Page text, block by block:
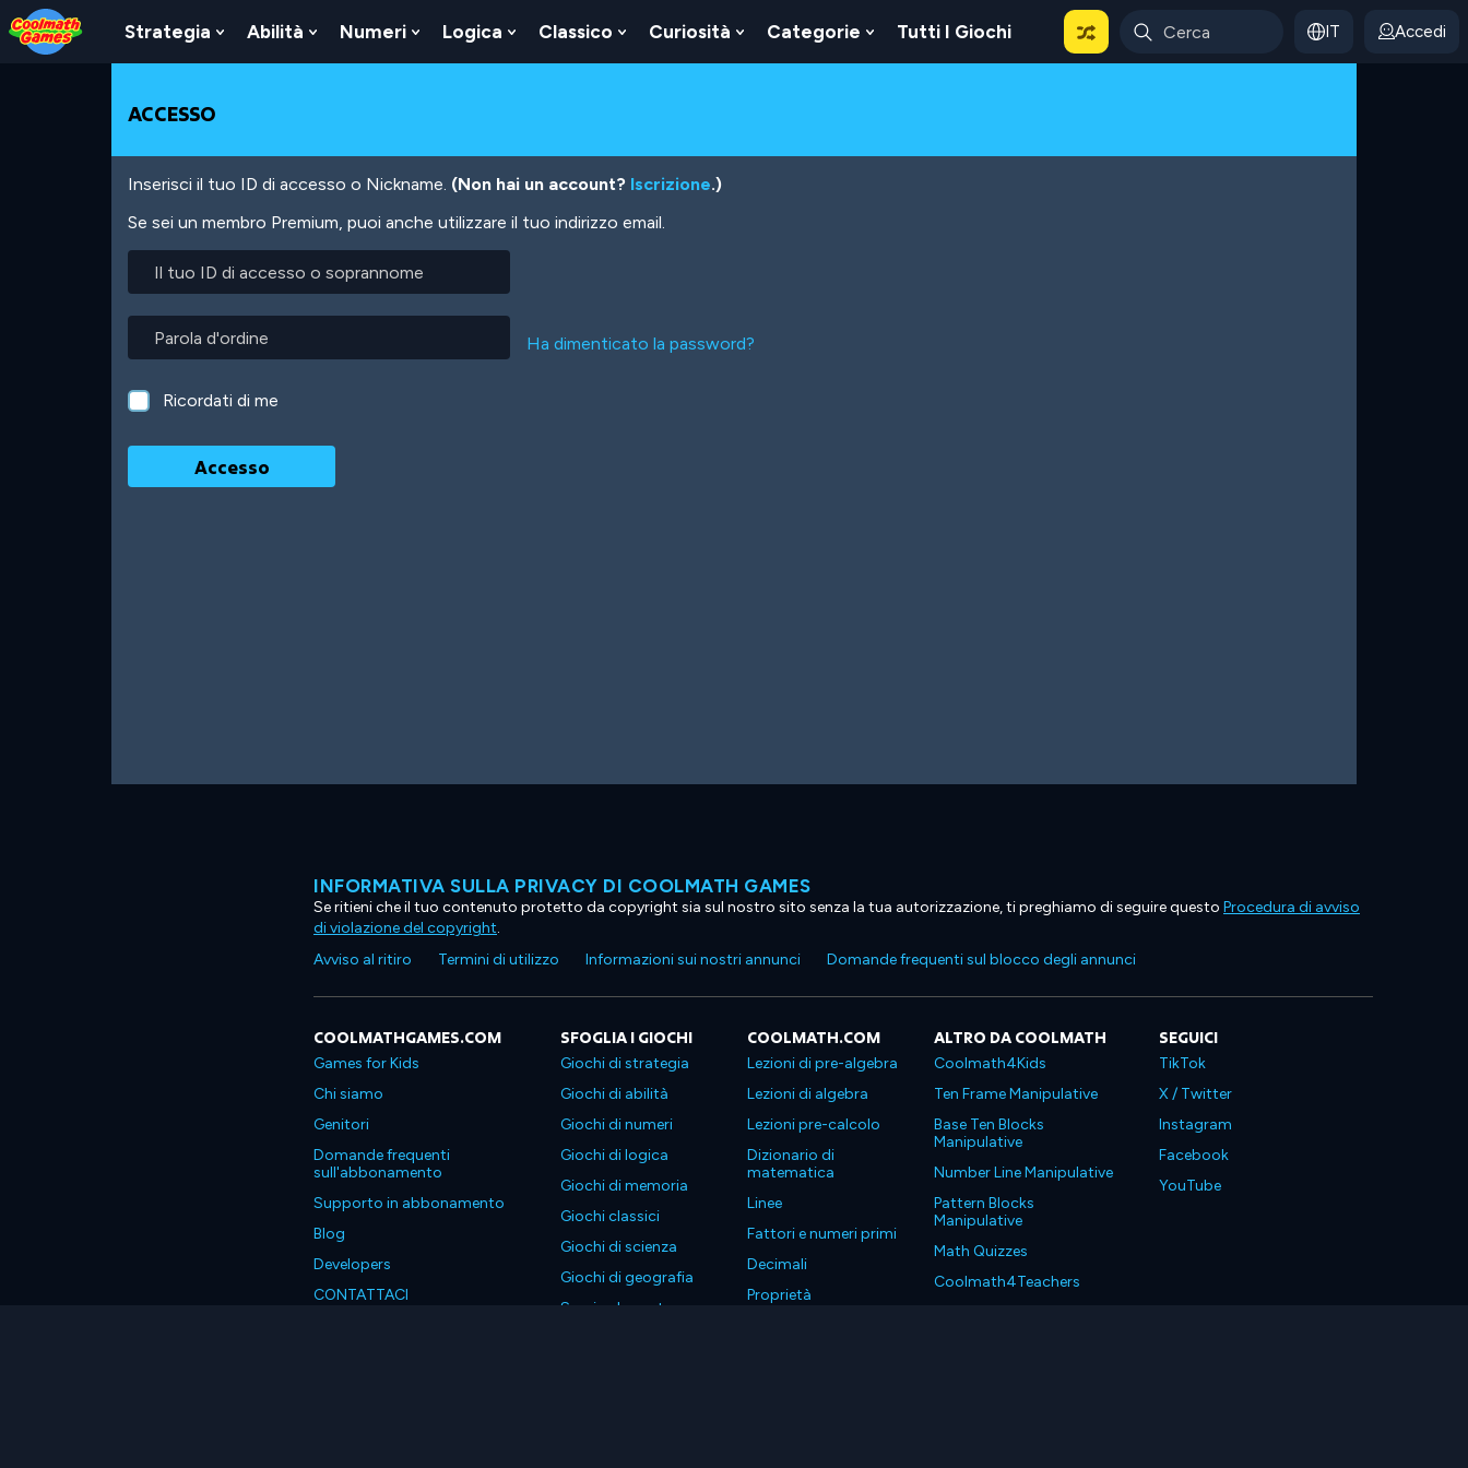
Skip
to
Top
Skip
to
Navigation
Skip
to
Main
Skip
to
Footer
Salta
al
contenuto
Strategia
Show
Submenu
Abilità
Show
Submenu
Numeri
Show
Submenu
Logica
Show
Submenu
Classico
Show
Submenu
Curiosità
Show
Submenu
Categorie
Show
Submenu
Tutti I Giochi IT Accedi
ACCESSO
Inserisci il tuo ID di accesso o Nickname. (Non hai un account? Iscrizione.)
Se sei un membro Premium, puoi anche utilizzare il tuo indirizzo email.
tuo
di
accesso
o
soprannome
d'ordine
Ha dimenticato la password?
Ricordati di me
INFORMATIVA SULLA PRIVACY DI COOLMATH GAMES
Se ritieni che il tuo contenuto protetto da copyright sia sul nostro sito senza la tua autorizzazione, ti preghiamo di seguire questo Procedura di avviso
di violazione del copyright.
Avviso al ritiro
Termini di utilizzo Informazioni sui nostri annunci Domande frequenti sul blocco degli annunci
COOLMATHGAMES.COM
Games for Kids
Chi siamo
Genitori
Domande frequenti
sull'abbonamento
Supporto in abbonamento
Blog
Developers
CONTATTACI
SFOGLIA I GIOCHI
Giochi di strategia
Giochi di abilità
Giochi di numeri
Giochi di logica
Giochi di memoria
Giochi classici
Giochi di scienza
Giochi di geografia
Scarica le nostre app
COOLMATH.COM
Lezioni di pre-algebra
Lezioni di algebra
Lezioni pre-calcolo
Dizionario di
matematica
Linee
Fattori e numeri primi
Decimali
Proprietà
ALTRO DA COOLMATH
Coolmath4Kids
Ten Frame Manipulative
Base Ten Blocks
Manipulative
Number Line Manipulative
Pattern Blocks
Manipulative
Math Quizzes
Coolmath4Teachers
SEGUICI
TikTok
X / Twitter
Instagram
Facebook
YouTube